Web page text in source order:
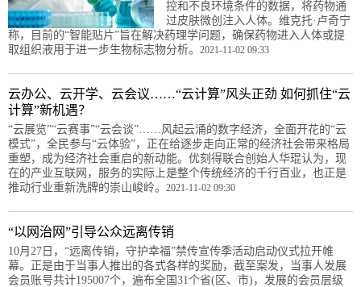
控和不良环境条件的数据，将药物通
过皮肤微创注入人体。维克托·卢奇宁
称，目前的“智能贴片”旨在解决药理学问题，确保药物进入人体或提
取组织液用于进一步生物标志物分析。 2021-11-02 09:33
云办公、云开学、云会议……“云计算”风头正劲 如何抓住“云
计算”新机遇？
“云展览”“云赛事”“云会谈”……风起云涌的数字经济，全面开花的“云
模式”，全民参与“云体验”，正在给逐步走向正常的经济社会带来格局
重塑，成为经济社会重启的新动能。优刻得联合创始人华琨认为，现
在的产业互联网，服务的实际上是整个传统经济的千行百业，也正是
推动行业重新洗牌的崇山峻岭。 2021-11-02 09:30
“以网治网”引导公众远离传销
10月27日，“远离传销，守护幸福”禁传宣传季活动启动仪式拉开帷
幕。正是由于当事人推出的各式各样的奖励，截至案发，当事人发展
会员账号共计195007个，遍布全国31个省(区、市)，发展的会员层级